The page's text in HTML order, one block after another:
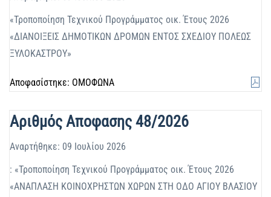
«Τροποποίηση Τεχνικού Προγράμματος οικ. Έτους 2026
«ΔΙΑΝΟΙΞΕΙΣ ΔΗΜΟΤΙΚΩΝ ΔΡΟΜΩΝ ΕΝΤΟΣ ΣΧΕΔΙΟΥ ΠΟΛΕΩΣ
ΞΥΛΟΚΑΣΤΡΟΥ»
Αποφασίστηκε: ΟΜΟΦΩΝΑ
Αριθμός Αποφασης 48/2026
Αναρτήθηκε: 09 Ιουλίου 2026
: «Τροποποίηση Τεχνικού Προγράμματος οικ. Έτους 2026
«ΑΝΑΠΛΑΣΗ ΚΟΙΝΟΧΡΗΣΤΩΝ ΧΩΡΩΝ ΣΤΗ ΟΔΟ ΑΓΙΟΥ ΒΛΑΣΙΟΥ